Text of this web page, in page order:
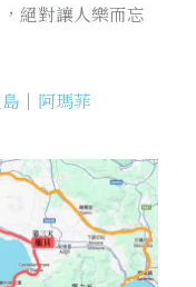
絕對讓人樂而忘
｜ 阿瑪菲